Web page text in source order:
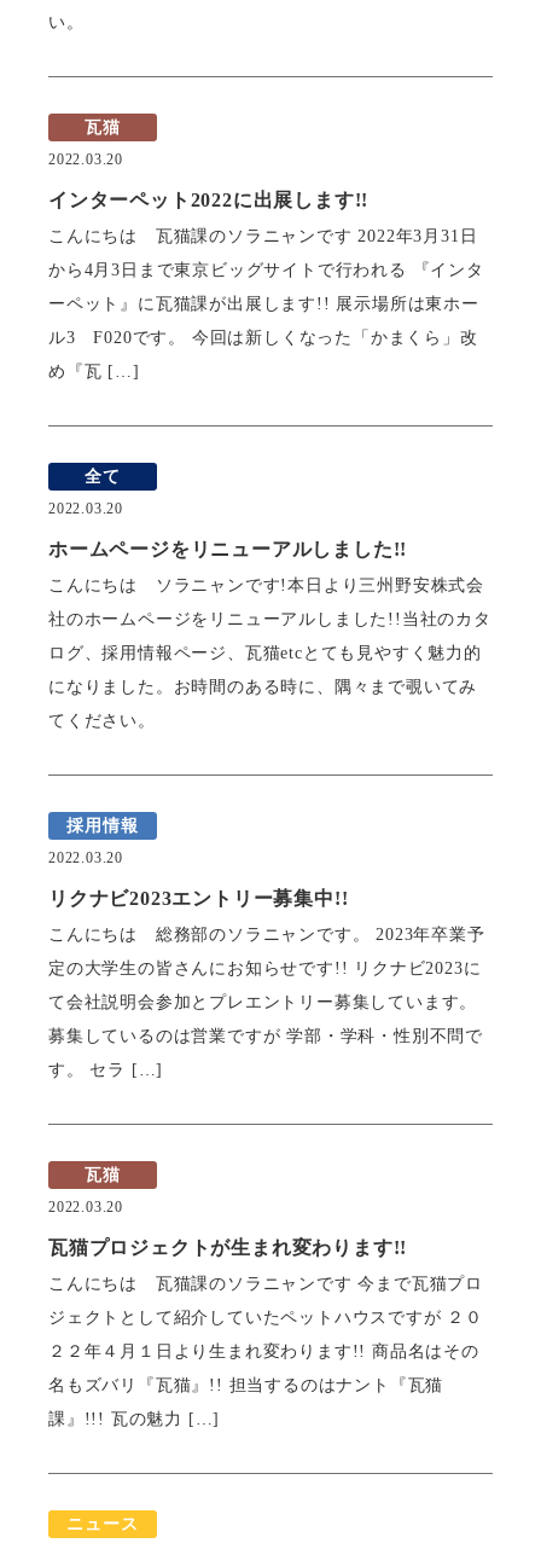
い。
瓦猫
2022.03.20
インターペット2022に出展します!!
こんにちは 瓦猫課のソラニャンです 2022年3月31日
から4月3日まで東京ビッグサイトで行われる 『インタ
ーペット』に瓦猫課が出展します!! 展示場所は東ホー
ル3 F020です。 今回は新しくなった「かまくら」改
め『瓦 […]
全て
2022.03.20
ホームページをリニューアルしました!!
こんにちは ソラニャンです!本日より三州野安株式会
社のホームページをリニューアルしました!!当社のカタ
ログ、採用情報ページ、瓦猫etcとても見やすく魅力的
になりました。お時間のある時に、隅々まで覗いてみ
てください。
採用情報
2022.03.20
リクナビ2023エントリー募集中!!
こんにちは 総務部のソラニャンです。 2023年卒業予
定の大学生の皆さんにお知らせです!! リクナビ2023に
て会社説明会参加とプレエントリー募集しています。
募集しているのは営業ですが 学部・学科・性別不問で
す。 セラ […]
瓦猫
2022.03.20
瓦猫プロジェクトが生まれ変わります!!
こんにちは 瓦猫課のソラニャンです 今まで瓦猫プロ
ジェクトとして紹介していたペットハウスですが ２０
２２年４月１日より生まれ変わります!! 商品名はその
名もズバリ『瓦猫』!! 担当するのはナント『瓦猫
課』!!! 瓦の魅力 […]
ニュース